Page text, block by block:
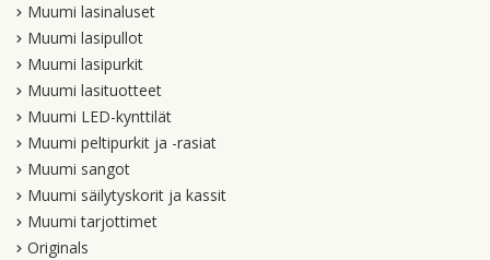
Muumi lasinaluset
Muumi lasipullot
Muumi lasipurkit
Muumi lasituotteet
Muumi LED-kynttilät
Muumi peltipurkit ja -rasiat
Muumi sangot
Muumi säilytyskorit ja kassit
Muumi tarjottimet
Originals